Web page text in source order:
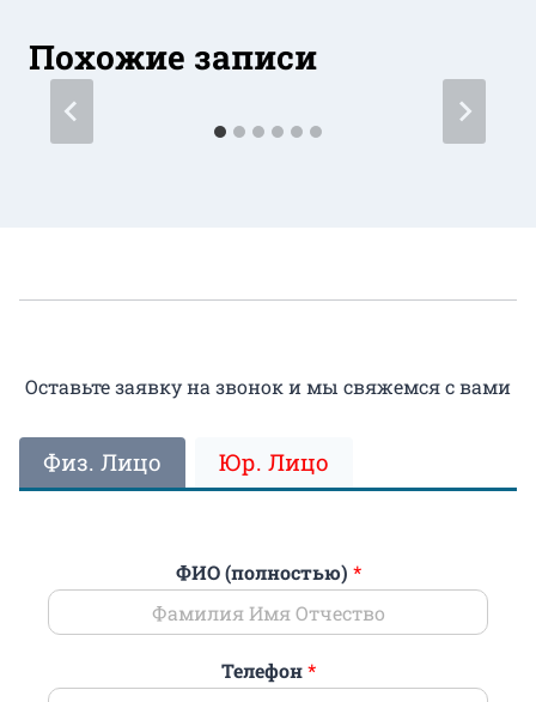
Похожие записи
Оставьте заявку на звонок и мы свяжемся с вами
Физ. Лицо Юр. Лицо
ФИО (полностью) *
Телефон*